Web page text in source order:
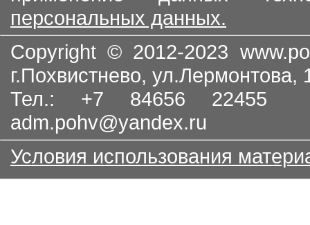
персональных данных.
Copyright © 2012-2023
г.Похвистнево, ул.Лермонтова,
Тел.: +7 84656
adm.pohv@yandex.ru
Условия использования